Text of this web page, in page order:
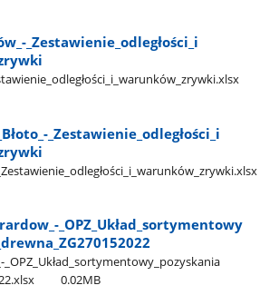
​_Zestawienie​_odległości​_i​
​_Zestawienie​_odległości​_i​
​_Zestawienie​_odległości​_i​_warunków​_zrywki.xlsx
​_OPZ​_Układ​_sortymentowy​
​_OPZ​_Układ​_sortymentowy​_pozyskania​
0.02MB